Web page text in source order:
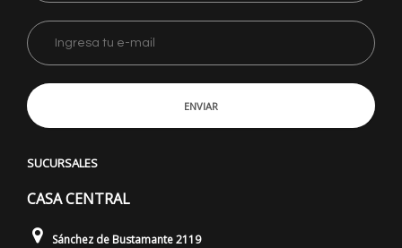
ENVIAR
SUCURSALES
CASA CENTRAL
Sánchez de Bustamante 2119